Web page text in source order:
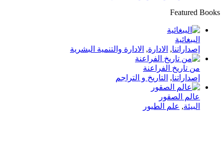
Featured Books
الببغائية
إصداراتنا, الادارة, الادارة والتنمية البشرية
من تاريخ الفراعنة
إصداراتنا, التاريخ و التراجم
عالم الصقور
البيئة, علم الطيور